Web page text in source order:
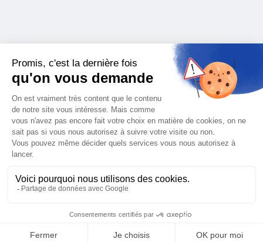
Plombiers,
chauffagistes et
installateurs
sanitaires à Bruxelles
« Nous pouvons intervenir rapidement, quelle
que soit votre demande. Une nouvelle maison,